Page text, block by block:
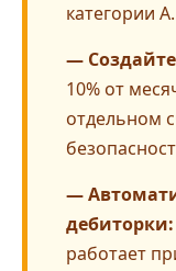
категории A.
—
10% от
отдельном
—
дебиторки:
работает